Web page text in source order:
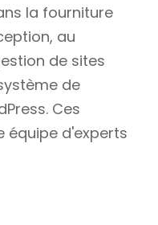
la fourniture
au
de sites
de
Ces
équipe d'experts